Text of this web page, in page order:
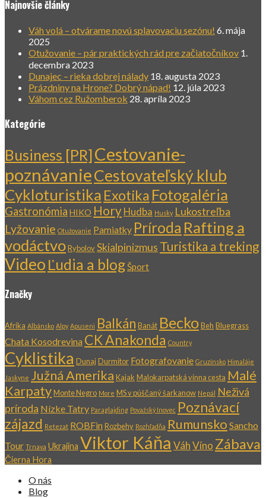
Najnovšie články
Váh volá – otvárame novú splavovaciu sezónu! 6. mája
2025
Otužovanie – pár praktických rád pre začiatočníkov 1.
decembra 2023
Dunajec – rieka dobrej nálady 18. augusta 2023
Prázdniny na Hrone? Dobrý nápad! 12. júla 2023
Váhom cez Ružomberok 28. apríla 2023
Kategórie
Business [PR]Cestovanie-
poznávanieCestovateľský klub
Cykloturistika Exotika Fotogaléria
Gastronómia HIKO Hory Hudba Husky Lukostreľba
Lyžovanie Otužovanie Pamiatky Príroda Rafting a
vodáctvoRybolovSkialpinizmus Turistika a treking
Video Ľudia a blogŠport
Značky
Afrika Albánsko Alpy Apuseni Balkán Banát BeckoBeh Bluegrass
Chata Kosodrevina CK Anakonda Country
Cyklistika DunajDurmitor Fotografovanie Gruzínsko Himaláje
Jaskyne Južná Amerika Kajak Malokarpatská vínna cesta Malé
KarpatyMonte Negro More MS v púščaný šarkanow Nepál Neživá
príroda Nízke Tatry Paraglajding Považský Inovec Poznávací
zájazd Retezat ROBFin Rozbehy Rozhľadňa Rumunsko Sancho
Tour Trnava Ukrajina Viktor Káňa VáhVíno Zábava
Čierna Hora
O nás
Blog